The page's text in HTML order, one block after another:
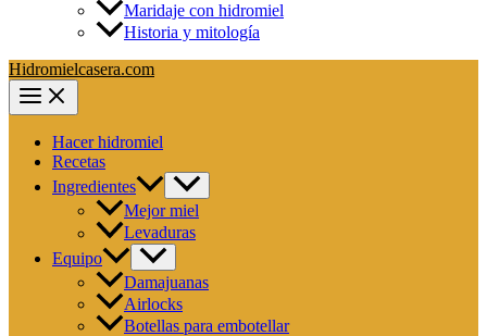
Maridaje con hidromiel
Historia y mitología
Hidromielcasera.com
Hacer hidromiel
Recetas
Ingredientes
Mejor miel
Levaduras
Equipo
Damajuanas
Airlocks
Botellas para embotellar